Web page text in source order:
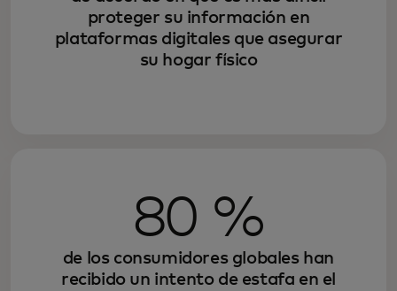
proteger su información en
plataformas digitales que asegurar
su hogar físico
80 %
de los consumidores globales han
recibido un intento de estafa en el